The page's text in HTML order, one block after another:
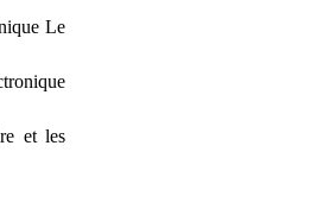
Le
et les